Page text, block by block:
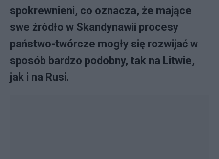
spokrewnieni, co oznacza, że mające
swe źródło w Skandynawii procesy
państwo-twórcze mogły się rozwijać w
sposób bardzo podobny, tak na Litwie,
jak i na Rusi.